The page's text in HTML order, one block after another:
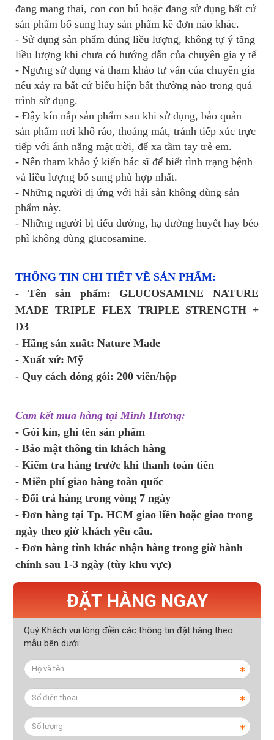
đang mang thai, con con bú hoặc đang sử dụng bất cứ
sản phẩm bổ sung hay sản phẩm kê đơn nào khác.
- Sử dụng sản phẩm đúng liều lượng, không tự ý tăng
liều lượng khi chưa có hướng dẫn của chuyên gia y tế
- Ngưng sử dụng và tham khảo tư vấn của chuyên gia
nếu xảy ra bất cứ biểu hiện bất thường nào trong quá
trình sử dụng.
- Đậy kín nắp sản phẩm sau khi sử dụng, bảo quản
sản phẩm nơi khô ráo, thoáng mát, tránh tiếp xúc trực
tiếp với ánh nắng mặt trời, để xa tầm tay trẻ em.
- Nên tham khảo ý kiến bác sĩ để biết tình trạng bệnh
và liều lượng bổ sung phù hợp nhất.
- Những người dị ứng với hải sản không dùng sản
phẩm này.
- Những người bị tiểu đường, hạ đường huyết hay béo
phì không dùng glucosamine.
THÔNG TIN CHI TIẾT VỀ SẢN PHẨM:
- Tên sản phẩm: GLUCOSAMINE NATURE
MADE TRIPLE FLEX TRIPLE STRENGTH +
D3
- Hãng sản xuất: Nature Made
- Xuất xứ: Mỹ
- Quy cách đóng gói: 200 viên/hộp
Cam kết mua hàng tại Minh Hương:
- Gói kín, ghi tên sản phẩm
- Bảo mật thông tin khách hàng
- Kiểm tra hàng trước khi thanh toán tiền
- Miễn phí giao hàng toàn quốc
- Đổi trả hàng trong vòng 7 ngày
- Đơn hàng tại Tp. HCM giao liền hoặc giao trong
ngày theo giờ khách yêu cầu.
- Đơn hàng tỉnh khác nhận hàng trong giờ hành
chính sau 1-3 ngày (tùy khu vực)
ĐẶT HÀNG NGAY
Quý Khách vui lòng điền các thông tin đặt hàng theo
mẫu bên dưới: